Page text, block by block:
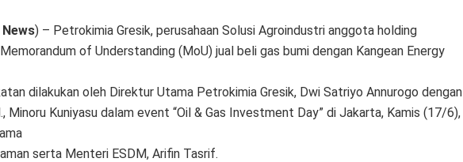
) – Petrokimia Gresik, perusahaan Solusi Agroindustri anggota holding
of Understanding (MoU) jual beli gas bumi dengan Kangean Energy
dilakukan oleh Direktur Utama Petrokimia Gresik, Dwi Satriyo Annurogo dengan
Kuniyasu dalam event “Oil & Gas Investment Day” di Jakarta, Kamis (17/6),
serta Menteri ESDM, Arifin Tasrif.